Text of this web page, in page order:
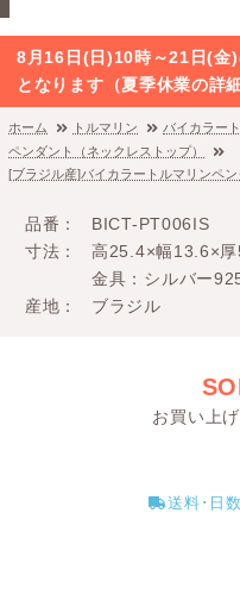
8月16日(日)10時～21日(金
となります（夏季休業の詳
ホーム トルマリン
バイカラー
ペンダント（ネックレストップ）
[ブラジル産]バイカラートルマリンペン
品番
BICT-PT006IS
寸法
高25.4×幅13.6×
金具：シルバー
産地
ブラジル
お買い上
送料･日数